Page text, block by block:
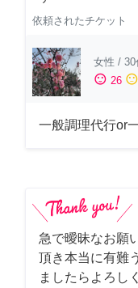
依頼されたチケット
女性 / 30
sentiment_satisfied 26 sentiment_neutral
一般調理代行or
急で曖昧なお願
頂き本当に有難
ましたらよろし